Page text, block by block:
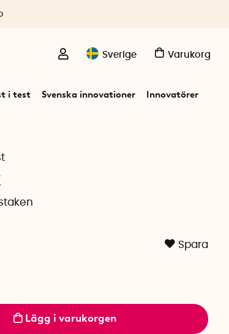
Sverige Varukorg
i test Svenska innovationer Innovatörer
Spara
Lägg i varukorgen